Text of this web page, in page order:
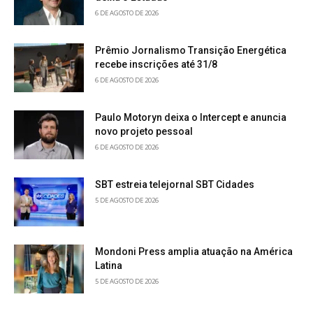
6 DE AGOSTO DE 2026
Prêmio Jornalismo Transição Energética
recebe inscrições até 31/8
6 DE AGOSTO DE 2026
Paulo Motoryn deixa o Intercept e anuncia
novo projeto pessoal
6 DE AGOSTO DE 2026
SBT estreia telejornal SBT Cidades
5 DE AGOSTO DE 2026
Mondoni Press amplia atuação na América
Latina
5 DE AGOSTO DE 2026